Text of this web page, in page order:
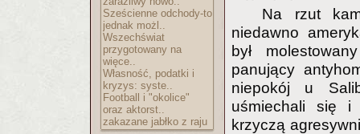
Sześcienne odchody-to
jednak możl..
Wszechświat
przygotowany na
więce..
Własność, podatki i
kryzys: syste..
Football i "okolice"
oraz aktorst..
zakazane jabłko z raju
Na rzut
niedawno
był
panujący
niepokój u
uśmiechali się i
krzyczą